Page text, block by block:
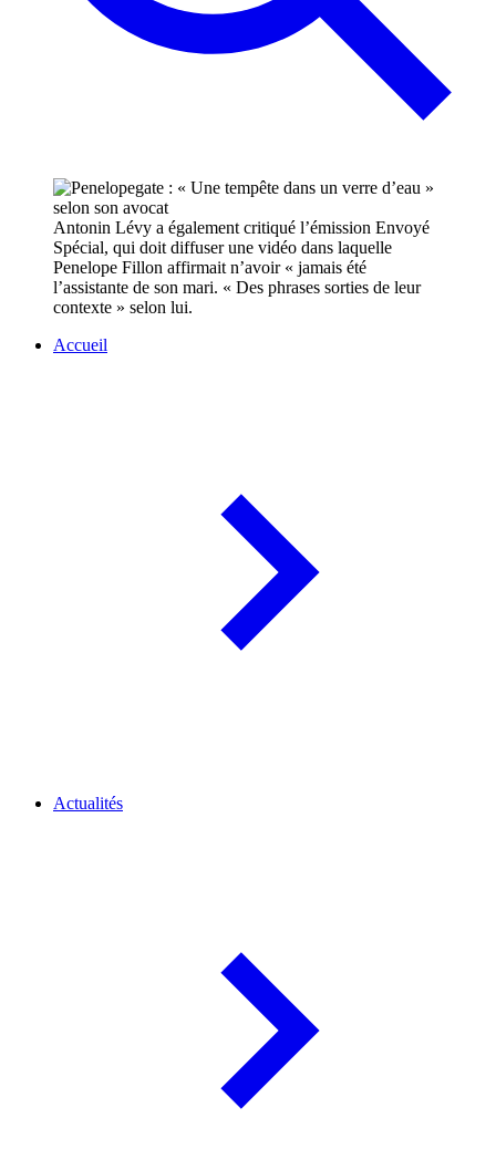
Antonin Lévy a également critiqué l’émission Envoyé
Spécial, qui doit diffuser une vidéo dans laquelle
Penelope Fillon affirmait n’avoir « jamais été
l’assistante de son mari. « Des phrases sorties de leur
contexte » selon lui.
Accueil
Actualités